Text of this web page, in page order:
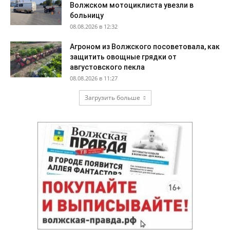
Волжском мотоциклиста увезли в
больницу
08.08.2026 в 12:32
Агроном из Волжского посоветовала, как
защитить овощные грядки от
августовского пекла
08.08.2026 в 11:27
Загрузить больше